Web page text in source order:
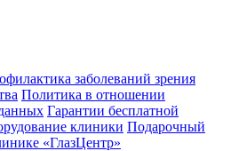
заболеваний зрения
Политика в отношении
Гарантии бесплатной
клиники Подарочный
«ГлазЦентр»